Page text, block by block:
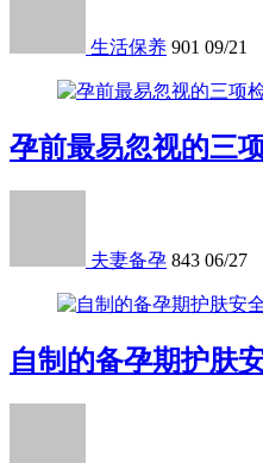
生活保养 901 09/21
孕前最易忽视的三
夫妻备孕 843 06/27
自制的备孕期护肤